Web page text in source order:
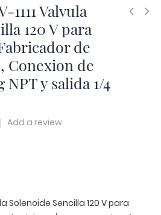
1111 Valvula
120 V para
de
Conexion de
y salida 1/4
Add a review
Solenoide Sencilla 120 V para